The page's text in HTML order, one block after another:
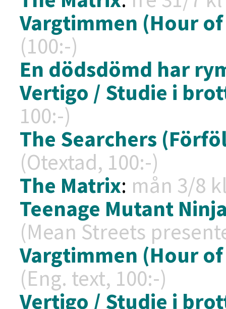
Vargtimmen (Hour
(100:-)
En dödsdömd har
Vertigo / Studie i
100:-)
The Searchers
(Otextad, 100:-)
The Matrix: mån 3/8
Teenage Mutant
(Mean Streets
Vargtimmen (Hour
(Eng. text, 100:-)
Vertigo / Studie i